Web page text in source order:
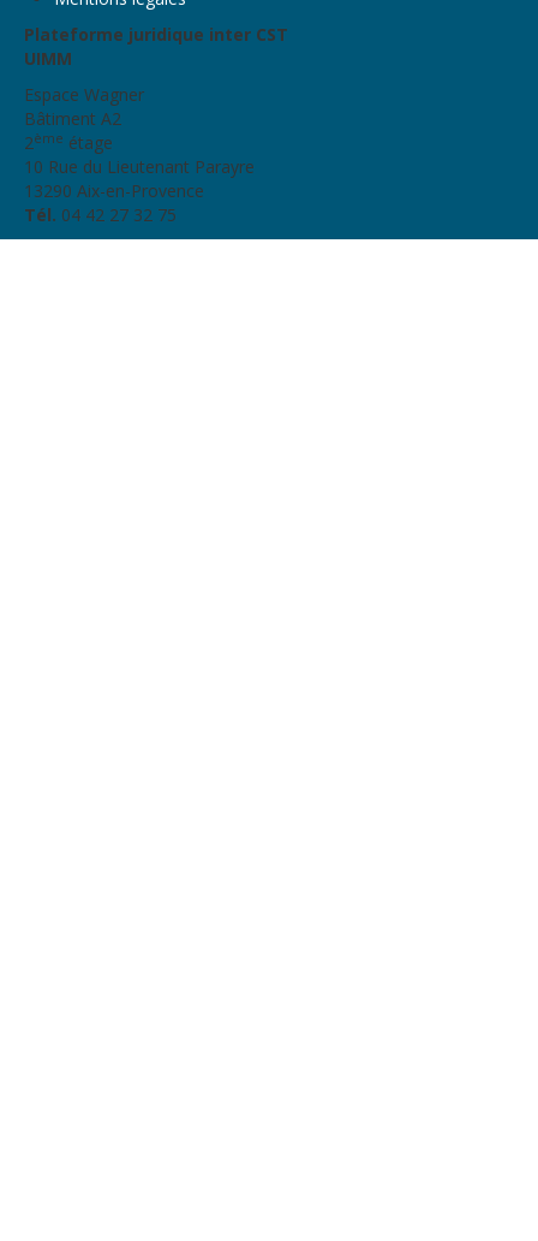
Plateforme juridique inter CST
UIMM
Espace Wagner
Bâtiment A2
2ème étage
10 Rue du Lieutenant Parayre
13290 Aix-en-Provence
Tél. 04 42 27 32 75